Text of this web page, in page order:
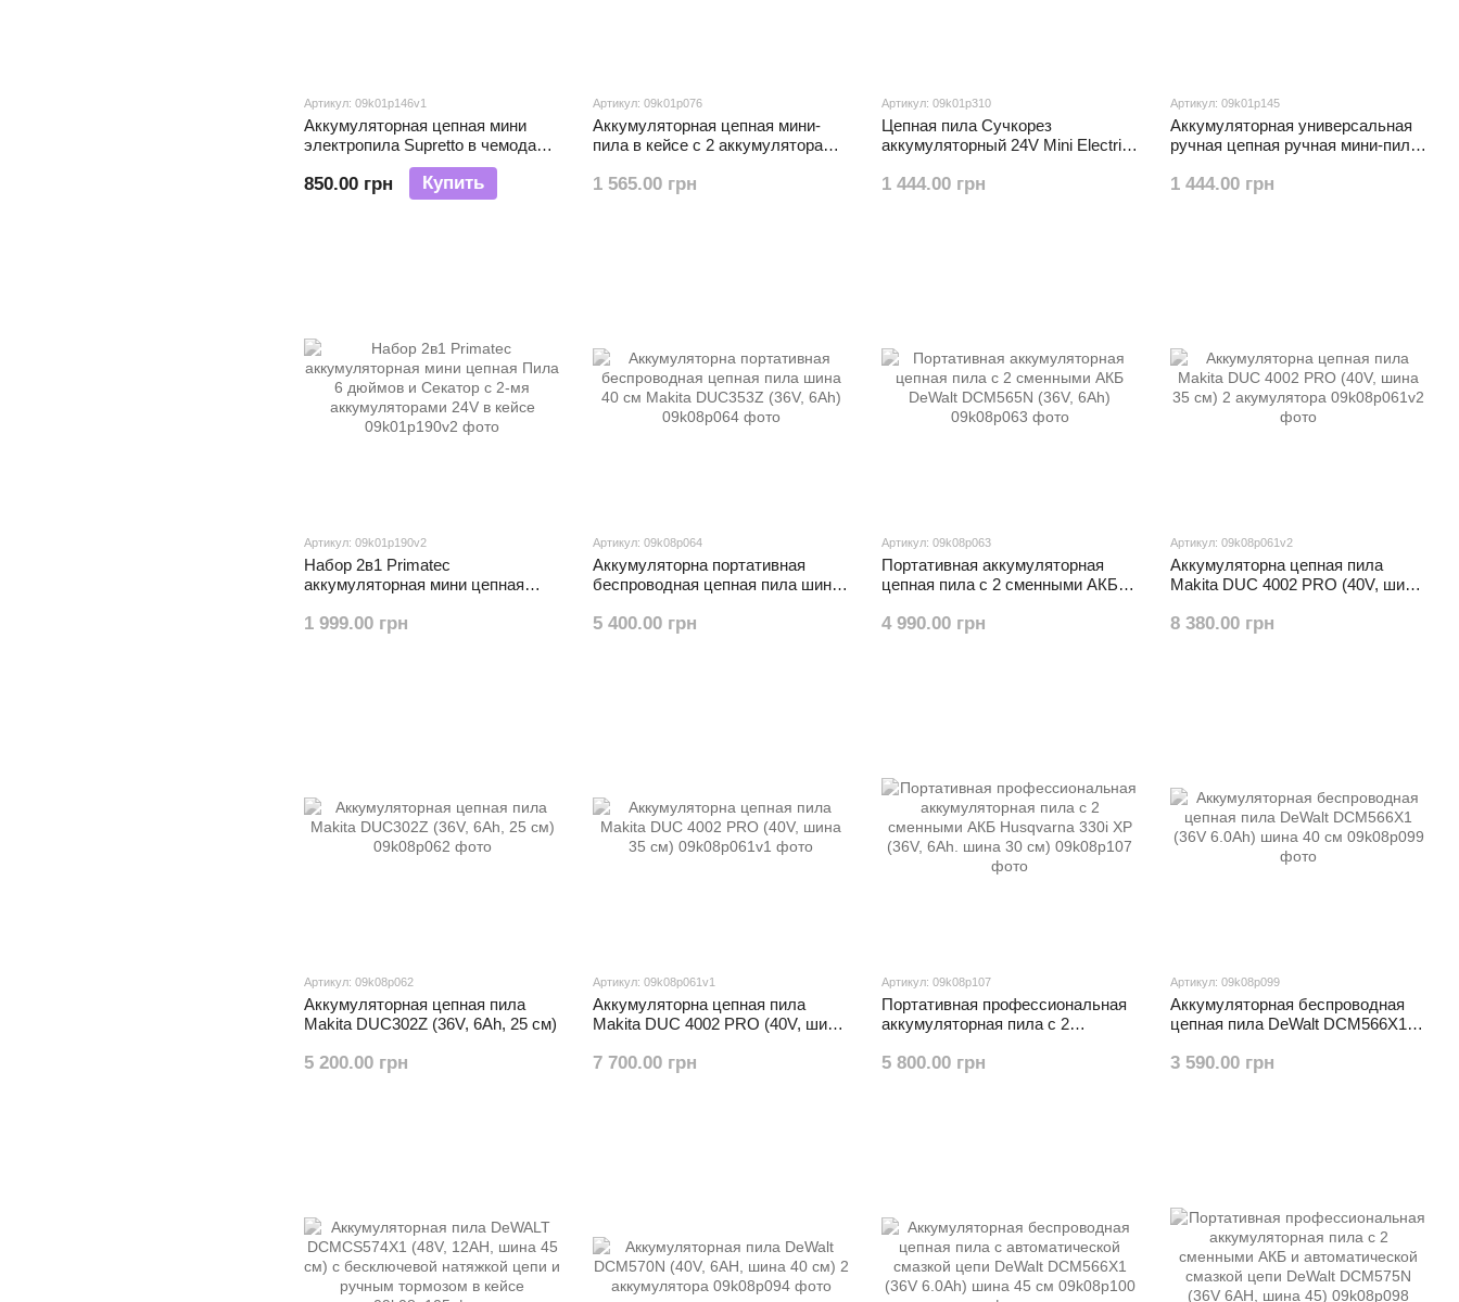
Артикул: 09k01p146v1
Аккумуляторная цепная мини
электропила Supretto в чемодане
24V 1 аккумулятор в комплекте
(АН)
850.00 грн Купить
Артикул: 09k01p076
Аккумуляторная цепная мини-
пила в кейсе с 2 аккумуляторами
1 565.00 грн
Артикул: 09k01p310
Цепная пила Сучкорез
аккумуляторный 24V Mini Electric
1 444.00 грн
Артикул: 09k01p145
Аккумуляторная универсальная
ручная цепная ручная мини-пила-
CILTI 12V Красный
1 444.00 грн
Артикул: 09k01p190v2
Набор 2в1 Primatec
аккумуляторная мини цепная
аккумуляторами 24V в кейсе
1 999.00 грн
Артикул: 09k08p064
Аккумуляторна портативная
беспроводная цепная пила шина
5 400.00 грн
Артикул: 09k08p063
Портативная аккумуляторная
цепная пила с 2 сменными АКБ
4 990.00 грн
Артикул: 09k08p061v2
Аккумуляторна цепная пила
Makita DUC 4002 PRO (40V, шина
8 380.00 грн
Артикул: 09k08p062
Аккумуляторная цепная пила
Makita DUC302Z (36V, 6Ah, 25 см)
5 200.00 грн
Артикул: 09k08p061v1
Аккумуляторна цепная пила
Makita DUC 4002 PRO (40V, шина
7 700.00 грн
Артикул: 09k08p107
Портативная профессиональная
аккумуляторная пила с 2
(36V, 6Ah. шина 30 см)
5 800.00 грн
Артикул: 09k08p099
Аккумуляторная беспроводная
цепная пила DeWalt DCM566X1
3 590.00 грн